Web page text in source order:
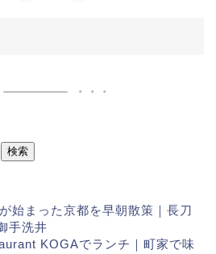
検索
始まった京都を早朝散策｜長刀
手洗井
KOGAでランチ｜町家で味